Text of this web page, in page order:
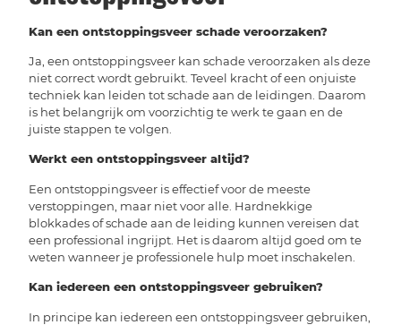
Kan een ontstoppingsveer schade veroorzaken?
Ja, een ontstoppingsveer kan schade veroorzaken als deze
niet correct wordt gebruikt. Teveel kracht of een onjuiste
techniek kan leiden tot schade aan de leidingen. Daarom
is het belangrijk om voorzichtig te werk te gaan en de
juiste stappen te volgen.
Werkt een ontstoppingsveer altijd?
Een ontstoppingsveer is effectief voor de meeste
verstoppingen, maar niet voor alle. Hardnekkige
blokkades of schade aan de leiding kunnen vereisen dat
een professional ingrijpt. Het is daarom altijd goed om te
weten wanneer je professionele hulp moet inschakelen.
Kan iedereen een ontstoppingsveer gebruiken?
In principe kan iedereen een ontstoppingsveer gebruiken,